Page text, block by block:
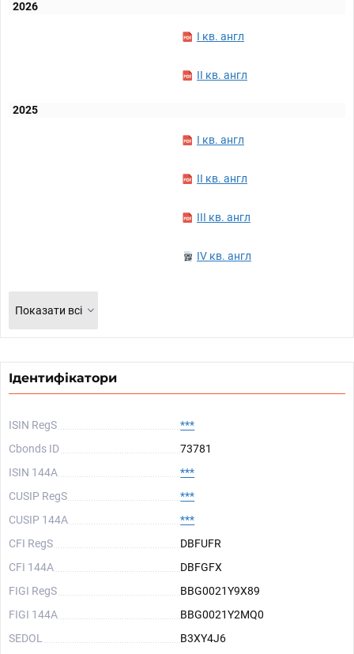
2026
I кв. англ
II кв. англ
2025
I кв. англ
II кв. англ
III кв. англ
IV кв. англ
Показати всі
Ідентифікатори
ISIN RegS
***
Cbonds ID
73781
ISIN 144A
***
CUSIP RegS
***
CUSIP 144A
***
CFI RegS
DBFUFR
CFI 144A
DBFGFX
FIGI RegS
BBG0021Y9X89
FIGI 144A
BBG0021Y2MQ0
SEDOL
B3XY4J6